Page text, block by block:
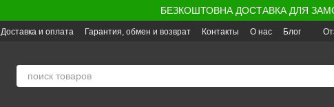
БЕЗКОШТОВНА ДОСТАВКА ДЛЯ
Доставка и оплата Гарантия, обмен и возврат Контакты О нас Блог